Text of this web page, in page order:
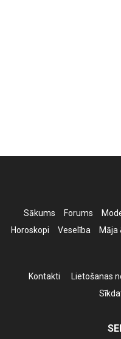
Sākums Forums
Horoskopi
Veselība Māja
Kontakti Lietošanas